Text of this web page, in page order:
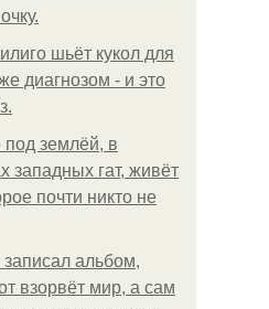
шьёт кукол для
диагнозом - и это
под землёй, в
западных гат, живёт
почти никто не
альбом,
взорвёт мир, а сам